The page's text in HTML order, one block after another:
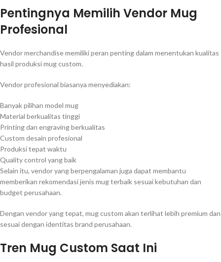
Pentingnya Memilih Vendor Mug
Profesional
Vendor merchandise memiliki peran penting dalam menentukan kualitas
hasil produksi mug custom.
Vendor profesional biasanya menyediakan:
Banyak pilihan model mug
Material berkualitas tinggi
Printing dan engraving berkualitas
Custom desain profesional
Produksi tepat waktu
Quality control yang baik
Selain itu, vendor yang berpengalaman juga dapat membantu
memberikan rekomendasi jenis mug terbaik sesuai kebutuhan dan
budget perusahaan.
Dengan vendor yang tepat, mug custom akan terlihat lebih premium dan
sesuai dengan identitas brand perusahaan.
Tren Mug Custom Saat Ini